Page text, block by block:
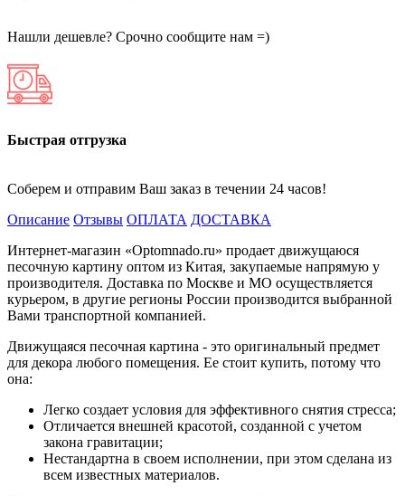
Нашли дешевле? Срочно сообщите нам =)
Быстрая отгрузка
Соберем и отправим Ваш заказ в течении 24 часов!
Описание Отзывы ОПЛАТА ДОСТАВКА
Интернет-магазин «Optomnado.ru» продает движущаюся
песочную картину оптом из Китая, закупаемые напрямую у
производителя. Доставка по Москве и МО осуществляется
курьером, в другие регионы России производится выбранной
Вами транспортной компанией.
Движущаяся песочная картина - это оригинальный предмет
для декора любого помещения. Ее стоит купить, потому что
она:
Легко создает условия для эффективного снятия стресса;
Отличается внешней красотой, созданной с учетом
закона гравитации;
Нестандартна в своем исполнении, при этом сделана из
всем известных материалов.